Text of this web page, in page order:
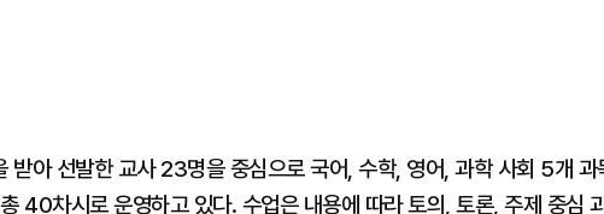
받아 선발한 교사 23명을 중심으로 국어, 수학, 영어, 과학 사회 5개 과
40차시로 운영하고 있다. 수업은 내용에 따라 토의, 토론, 주제 중심